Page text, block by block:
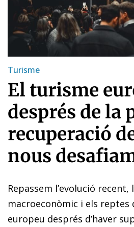
Turisme
El turisme
després de la
recuperació
nous
Repassem l’evolució recent,
macroeconòmic i els
europeu després d’haver